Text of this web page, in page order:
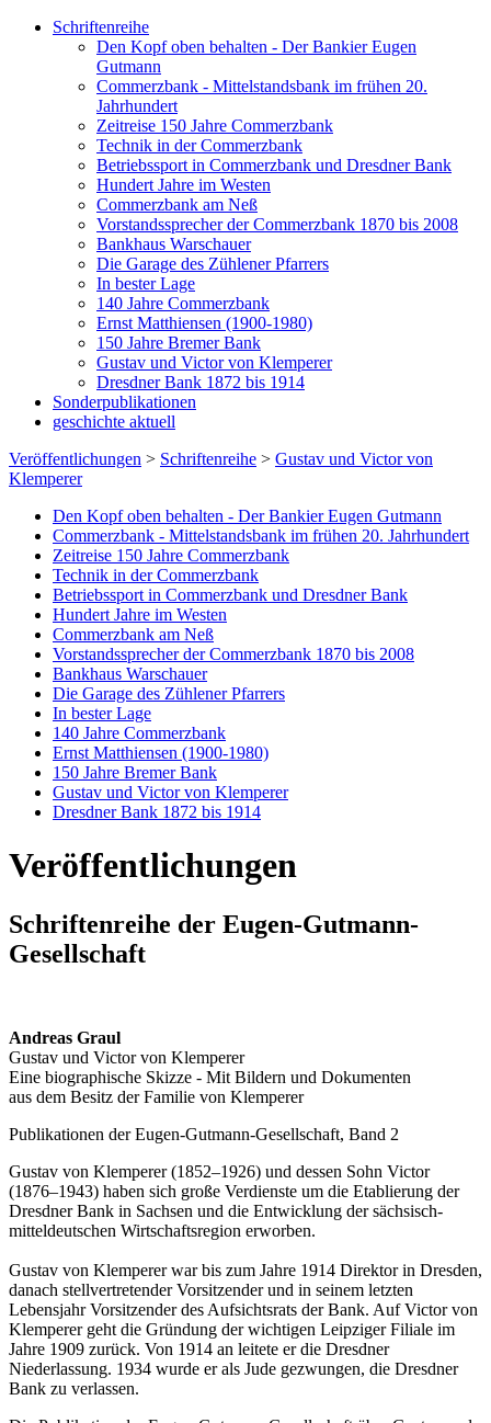
Schriftenreihe
Den Kopf oben behalten - Der Bankier Eugen
Gutmann
Commerzbank - Mittelstandsbank im frühen 20.
Jahrhundert
Zeitreise 150 Jahre Commerzbank
Technik in der Commerzbank
Betriebssport in Commerzbank und Dresdner Bank
Hundert Jahre im Westen
Commerzbank am Neß
Vorstandssprecher der Commerzbank 1870 bis 2008
Bankhaus Warschauer
Die Garage des Zühlener Pfarrers
In bester Lage
140 Jahre Commerzbank
Ernst Matthiensen (1900-1980)
150 Jahre Bremer Bank
Gustav und Victor von Klemperer
Dresdner Bank 1872 bis 1914
Sonderpublikationen
geschichte aktuell
Veröffentlichungen > Schriftenreihe > Gustav und Victor von
Klemperer
Den Kopf oben behalten - Der Bankier Eugen Gutmann
Commerzbank - Mittelstandsbank im frühen 20. Jahrhundert
Zeitreise 150 Jahre Commerzbank
Technik in der Commerzbank
Betriebssport in Commerzbank und Dresdner Bank
Hundert Jahre im Westen
Commerzbank am Neß
Vorstandssprecher der Commerzbank 1870 bis 2008
Bankhaus Warschauer
Die Garage des Zühlener Pfarrers
In bester Lage
140 Jahre Commerzbank
Ernst Matthiensen (1900-1980)
150 Jahre Bremer Bank
Gustav und Victor von Klemperer
Dresdner Bank 1872 bis 1914
Veröffentlichungen
Schriftenreihe der Eugen-Gutmann-
Gesellschaft
Andreas Graul
Gustav und Victor von Klemperer
Eine biographische Skizze - Mit Bildern und Dokumenten
aus dem Besitz der Familie von Klemperer
Publikationen der Eugen-Gutmann-Gesellschaft, Band 2
Gustav von Klemperer (1852–1926) und dessen Sohn Victor
(1876–1943) haben sich große Verdienste um die Etablierung der
Dresdner Bank in Sachsen und die Entwicklung der sächsisch-
mitteldeutschen Wirtschaftsregion erworben.
Gustav von Klemperer war bis zum Jahre 1914 Direktor in Dresden,
danach stellvertretender Vorsitzender und in seinem letzten
Lebensjahr Vorsitzender des Aufsichtsrats der Bank. Auf Victor von
Klemperer geht die Gründung der wichtigen Leipziger Filiale im
Jahre 1909 zurück. Von 1914 an leitete er die Dresdner
Niederlassung. 1934 wurde er als Jude gezwungen, die Dresdner
Bank zu verlassen.